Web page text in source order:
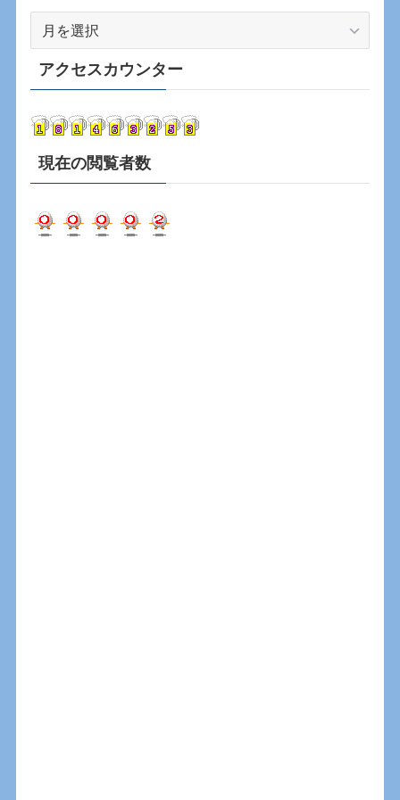
カ
イ
アクセスカウンター
現在の閲覧者数